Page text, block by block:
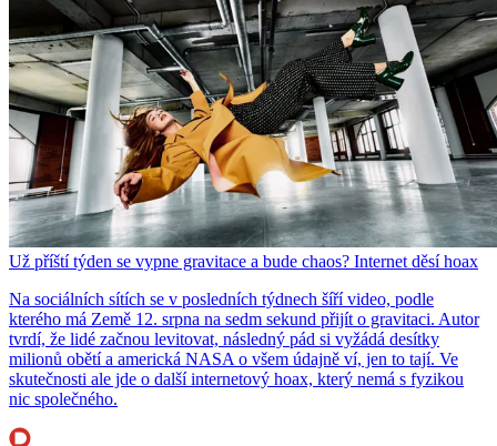
Už příští týden se vypne gravitace a bude chaos? Internet děsí hoax
Na sociálních sítích se v posledních týdnech šíří video, podle
kterého má Země 12. srpna na sedm sekund přijít o gravitaci. Autor
tvrdí, že lidé začnou levitovat, následný pád si vyžádá desítky
milionů obětí a americká NASA o všem údajně ví, jen to tají. Ve
skutečnosti ale jde o další internetový hoax, který nemá s fyzikou
nic společného.